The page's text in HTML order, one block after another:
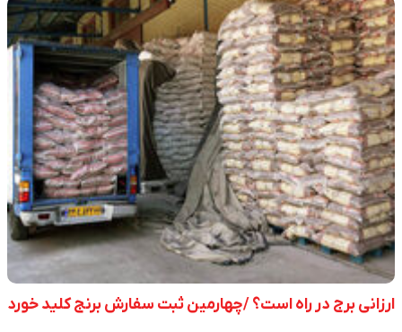
ارزانی برج در راه است؟ /چهارمین ثبت سفارش برنج کلید خورد